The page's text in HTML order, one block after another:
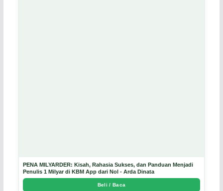
PENA MILYARDER: Kisah, Rahasia Sukses, dan Panduan Menjadi
Penulis 1 Milyar di KBM App dari Nol - Arda Dinata
Beli / Baca